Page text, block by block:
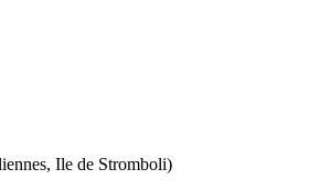
Ile de Stromboli)